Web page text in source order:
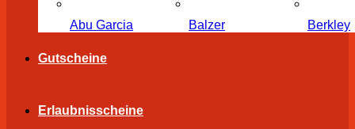
Abu Garcia Balzer Berkley
Gutscheine
Erlaubnisscheine